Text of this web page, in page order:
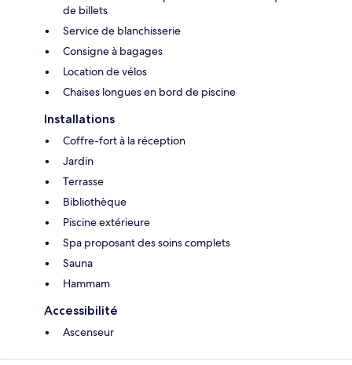
de billets
Service de blanchisserie
Consigne à bagages
Location de vélos
Chaises longues en bord de piscine
Installations
Coffre-fort à la réception
Jardin
Terrasse
Bibliothèque
Piscine extérieure
Spa proposant des soins complets
Sauna
Hammam
Accessibilité
Ascenseur